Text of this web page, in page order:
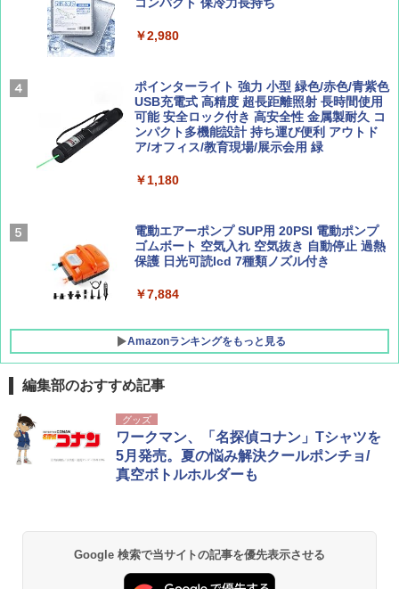
AIRLINE（エアライン）2026年9月号【特
集】ボーイング110周年を祝して！
￥1,760
ァキア 2026～2027 地球の歩き方A ヨーロッ
新しい日本地理 地図・統計・移動から読み
解く (講談社現代新書)
￥1,540
￥5,999
ーティング フルクローズ メッシュ 3-4人用
簡単設置 ポップアップテント エクルベージ
ュ(BC仕様) PATC-150B(EB)
￥9,990
イド ブラックコーティング フルクローズ メ
ッシュ 4人用 簡単設置 ポップアップテント P
ATCW-150B エクルベージュ
￥-
￥2,980
ポインターライト 強力 小型 緑色/赤色/青紫色
USB充電式 高精度 超長距離照射 長時間使用
可能 安全ロック付き 高安全性 金属製耐久 コ
ンパクト多機能設計 持ち運び便利 アウトド
ア/オフィス/教育現場/展示会用 緑
￥1,180
電動エアーポンプ SUP用 20PSI 電動ポンプ
ゴムボート 空気入れ 空気抜き 自動停止 過熱
保護 日光可読lcd 7種類ノズル付き
￥7,884
Amazonランキングをもっと見る
編集部のおすすめ記事
グッズ
ワークマン、「名探偵コナン」Tシャツを
5月発売。夏の悩み解決クールポンチョ/
真空ボトルホルダーも
Google 検索で当サイトの記事を優先表示させる